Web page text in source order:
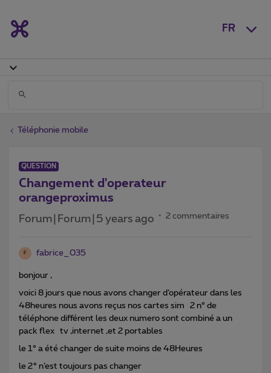
FR
Téléphonie mobile
QUESTION
Changement d'operateur
orangeproximus
Forum|Forum|5 years ago 2 commentaires
F fabrice_035
bonjour ,
voici 8 jours que nous avons changer d’opérateur dans les
48heures nous avons reçus nos cartes sim 2 n° de
téléphone différent les deux numero sont combiné a un
pack flex tv ,internet ,et 2 portables
le 1° a été changer de suite moins de 48Heures
le 2° n’est toujours pas changer